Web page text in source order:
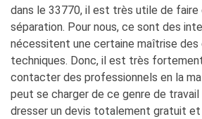
dans le 33770, il est très utile de faire
séparation. Pour nous, ce sont des
nécessitent une certaine maîtrise
techniques. Donc, il est très
contacter des professionnels en la
peut se charger de ce genre de
dresser un devis totalement gratuit et